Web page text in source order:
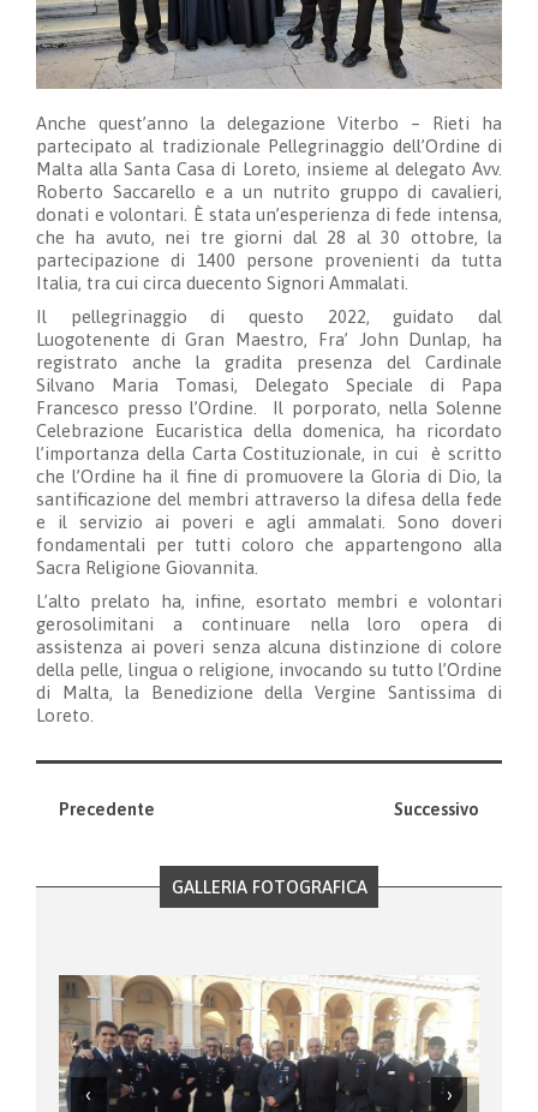
Anche quest’anno la delegazione Viterbo – Rieti ha
partecipato al tradizionale Pellegrinaggio dell’Ordine di
Malta alla Santa Casa di Loreto, insieme al delegato Avv.
Roberto Saccarello e a un nutrito gruppo di cavalieri,
donati e volontari. È stata un’esperienza di fede intensa,
che ha avuto, nei tre giorni dal 28 al 30 ottobre, la
partecipazione di 1400 persone provenienti da tutta
Italia, tra cui circa duecento Signori Ammalati.
Il pellegrinaggio di questo 2022, guidato dal
Luogotenente di Gran Maestro, Fra’ John Dunlap, ha
registrato anche la gradita presenza del Cardinale
Silvano Maria Tomasi, Delegato Speciale di Papa
Francesco presso l’Ordine. Il porporato, nella Solenne
Celebrazione Eucaristica della domenica, ha ricordato
l’importanza della Carta Costituzionale, in cui è scritto
che l’Ordine ha il fine di promuovere la Gloria di Dio, la
santificazione del membri attraverso la difesa della fede
e il servizio ai poveri e agli ammalati. Sono doveri
fondamentali per tutti coloro che appartengono alla
Sacra Religione Giovannita.
L’alto prelato ha, infine, esortato membri e volontari
gerosolimitani a continuare nella loro opera di
assistenza ai poveri senza alcuna distinzione di colore
della pelle, lingua o religione, invocando su tutto l’Ordine
di Malta, la Benedizione della Vergine Santissima di
Loreto.
Precedente Successivo
GALLERIA FOTOGRAFICA